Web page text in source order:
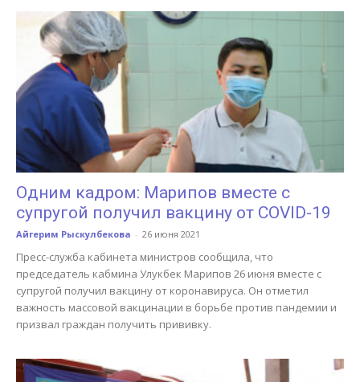
Одним кадром: Марипов вместе с
супругой получил вакцину от COVID-19
Айгерим Рыскулбекова - 26 июня 2021
Пресс-служба кабинета министров сообщила, что
председатель кабмина Улукбек Марипов 26 июня вместе с
супругой получил вакцину от коронавируса. Он отметил
важность массовой вакцинации в борьбе против пандемии и
призвал граждан получить прививку.